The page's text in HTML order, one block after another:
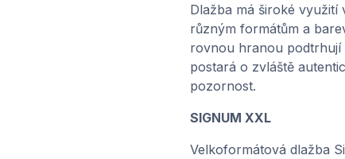
Dlažba má široké
různým formátům a
rovnou hranou podtrhují
postará o zvláště
pozornost.
SIGNUM XXL
Velkoformátová dlažba